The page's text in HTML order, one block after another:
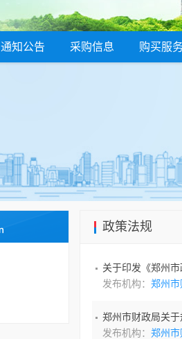
通知公告 采购信息 购买服
政策法规
关于印发《郑州
发布机构： 郑州
郑州市财政局关
发布机构： 郑州